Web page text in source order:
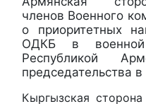
членов Военного
о приоритетных
ОДКБ в военной
Республикой
председательства
Кыргызская